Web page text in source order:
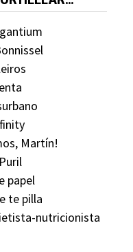
Martín!
papel
te pilla
nutricionista